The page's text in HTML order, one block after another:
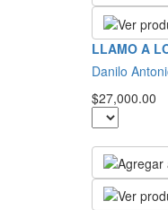
LLAMO A
Danilo
$27,000.00